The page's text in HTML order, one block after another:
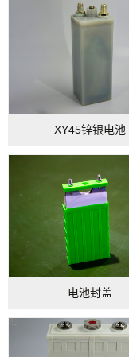
XY45锌银电池
电池封盖